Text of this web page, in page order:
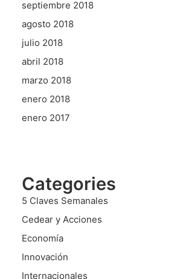
septiembre 2018
agosto 2018
julio 2018
abril 2018
marzo 2018
enero 2018
enero 2017
Categories
5 Claves Semanales
Cedear y Acciones
Economía
Innovación
Internacionales